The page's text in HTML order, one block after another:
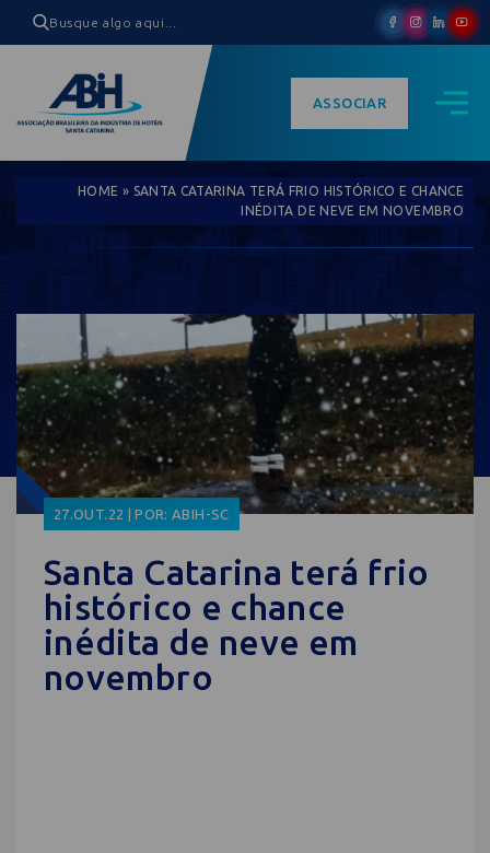
ASSOCIAR
HOME » SANTA CATARINA TERÁ FRIO HISTÓRICO E CHANCE
INÉDITA DE NEVE EM NOVEMBRO
27.OUT.22 | POR: ABIH-SC
Santa Catarina terá frio
histórico e chance
inédita de neve em
novembro